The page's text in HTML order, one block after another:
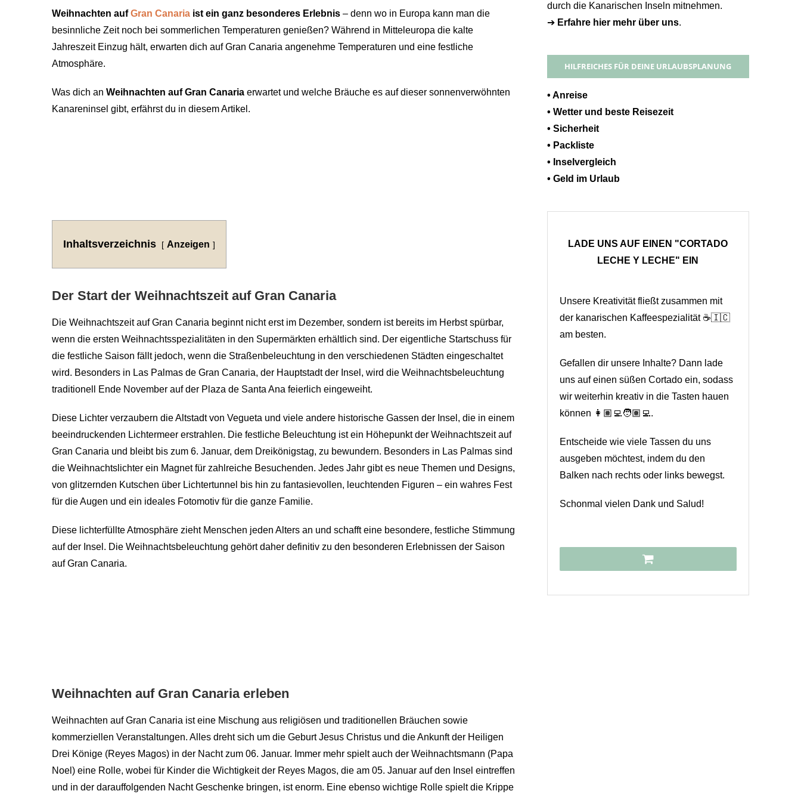
Weihnachten aufGran Canaria ist ein ganz besonderes Erlebnis – denn wo in Europa kann man die
besinnliche Zeit noch bei sommerlichen Temperaturen genießen? Während in Mitteleuropa die kalte
Jahreszeit Einzug hält, erwarten dich auf Gran Canaria angenehme Temperaturen und eine festliche
Atmosphäre.
Was dich an Weihnachten auf Gran Canaria erwartet und welche Bräuche es auf dieser sonnenverwöhnten
Kanareninsel gibt, erfährst du in diesem Artikel.
Inhaltsverzeichnis Anzeigen
Der Start der Weihnachtszeit auf Gran Canaria
Die Weihnachtszeit auf Gran Canaria beginnt nicht erst im Dezember, sondern ist bereits im Herbst spürbar,
wenn die ersten Weihnachtsspezialitäten in den Supermärkten erhältlich sind. Der eigentliche Startschuss für
die festliche Saison fällt jedoch, wenn die Straßenbeleuchtung in den verschiedenen Städten eingeschaltet
wird. Besonders in Las Palmas de Gran Canaria, der Hauptstadt der Insel, wird die Weihnachtsbeleuchtung
traditionell Ende November auf der Plaza de Santa Ana feierlich eingeweiht.
Diese Lichter verzaubern die Altstadt von Vegueta und viele andere historische Gassen der Insel, die in einem
beeindruckenden Lichtermeer erstrahlen. Die festliche Beleuchtung ist ein Höhepunkt der Weihnachtszeit auf
Gran Canaria und bleibt bis zum 6. Januar, dem Dreikönigstag, zu bewundern. Besonders in Las Palmas sind
die Weihnachtslichter ein Magnet für zahlreiche Besuchenden. Jedes Jahr gibt es neue Themen und Designs,
von glitzernden Kutschen über Lichtertunnel bis hin zu fantasievollen, leuchtenden Figuren – ein wahres Fest
für die Augen und ein ideales Fotomotiv für die ganze Familie.
Diese lichterfüllte Atmosphäre zieht Menschen jeden Alters an und schafft eine besondere, festliche Stimmung
auf der Insel. Die Weihnachtsbeleuchtung gehört daher definitiv zu den besonderen Erlebnissen der Saison
auf Gran Canaria.
Weihnachten auf Gran Canaria erleben
Weihnachten auf Gran Canaria ist eine Mischung aus religiösen und traditionellen Bräuchen sowie
kommerziellen Veranstaltungen. Alles dreht sich um die Geburt Jesus Christus und die Ankunft der Heiligen
Drei Könige (Reyes Magos) in der Nacht zum 06. Januar. Immer mehr spielt auch der Weihnachtsmann (Papa
Noel) eine Rolle, wobei für Kinder die Wichtigkeit der Reyes Magos, die am 05. Januar auf den Insel eintreffen
und in der darauffolgenden Nacht Geschenke bringen, ist enorm. Eine ebenso wichtige Rolle spielt die Krippe
durch die Kanarischen Inseln mitnehmen.
➔ Erfahre hier mehr über uns.
HILFREICHES FÜR DEINE URLAUBSPLANUNG
• Anreise
• Wetter und beste Reisezeit
• Sicherheit
• Packliste
• Inselvergleich
• Geld im Urlaub
LADE UNS AUF EINEN "CORTADO
LECHE Y LECHE" EIN
Unsere Kreativität fließt zusammen mit
der kanarischen Kaffeespezialität ☕🇮🇨
am besten.
Gefallen dir unsere Inhalte? Dann lade
uns auf einen süßen Cortado ein, sodass
wir weiterhin kreativ in die Tasten hauen
können 👩🏽‍💻🧑🏽‍💻.
Entscheide wie viele Tassen du uns
ausgeben möchtest, indem du den
Balken nach rechts oder links bewegst.
Schonmal vielen Dank und Salud!